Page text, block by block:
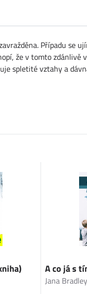
Případu se
že v tomto
spletité vztahy a
A co já s
Jana Bradley